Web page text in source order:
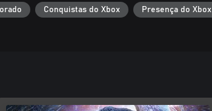
Conquistas do Xbox Presença do Xbox